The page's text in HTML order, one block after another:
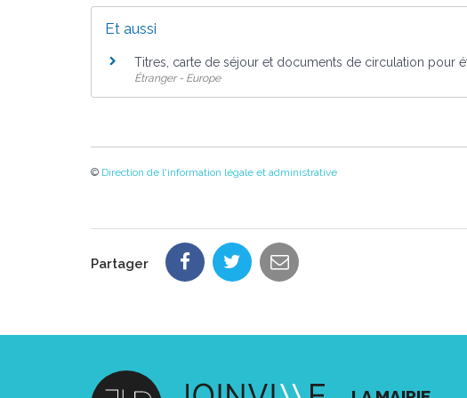
Et aussi
Titres, carte de séjour et documents de circulation pour
Étranger - Europe
© Direction de l'information légale et administrative
Partager